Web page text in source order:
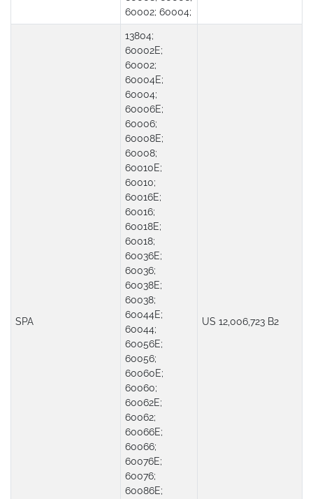
60002; 60004;
SPA
13804;
60002E;
60002;
60004E;
60004;
60006E;
60006;
60008E;
60008;
60010E;
60010;
60016E;
60016;
60018E;
60018;
60036E;
60036;
60038E;
60038;
60044E;
60044;
60056E;
60056;
60060E;
60060;
60062E;
60062;
60066E;
60066;
60076E;
60076;
60086E;
US 12,006,723 B2